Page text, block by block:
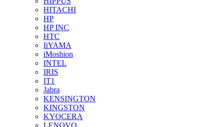
HITACHI
HP
HP INC
HTC
IiYAMA
iMoshion
INTEL
IRIS
IT1
Jabra
KENSINGTON
KINGSTON
KYOCERA
LENOVO